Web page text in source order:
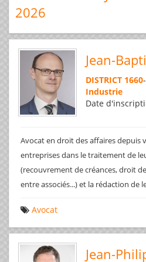
2026
Jean-
DISTRICT 1660-
Industrie
Date
Avocat en droit des affaires depuis
entreprises dans le traitement de
(recouvrement de créances, droit
entre associés...) et la rédaction de
Avocat
Jean-